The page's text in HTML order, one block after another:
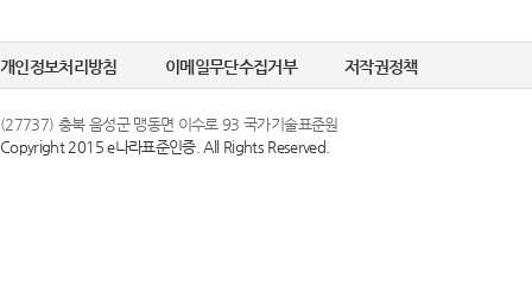
개인정보처리방침 이메일무단수집거부 저작권정책
(27737) 충북 음성군 맹동면 이수로 93 국가기술표준원
Copyright 2015 e나라표준인증. All Rights Reserved.